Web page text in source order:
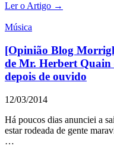
Ler o Artigo →
Música
[Opinião Blog
de Mr. Herbert Quain
depois de ouvido
12/03/2014
Há poucos dias anunciei a
estar rodeada de gente
…